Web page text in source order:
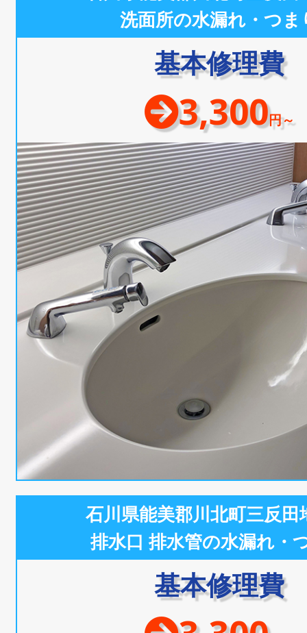
洗面所の水漏れ・つま
基本修理費
3,300円～
石川県能美郡川北町三反田
排水口 排水管の水漏れ・
基本修理費